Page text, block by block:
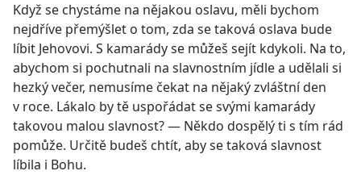
Když se chystáme na nějakou oslavu, měli bychom
nejdříve přemýšlet o tom, zda se taková oslava bude
líbit Jehovovi. S kamarády se můžeš sejít kdykoli. Na to,
abychom si pochutnali na slavnostním jídle a udělali si
hezký večer, nemusíme čekat na nějaký zvláštní den
v roce. Lákalo by tě uspořádat se svými kamarády
takovou malou slavnost? — Někdo dospělý ti s tím rád
pomůže. Určitě budeš chtít, aby se taková slavnost
líbila i Bohu.